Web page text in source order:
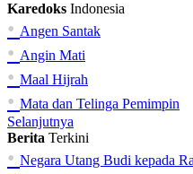
Karedoks Indonesia
• Angen Santak
• Angin Mati
• Maal Hijrah
• Mata dan Telinga Pemimpin
Selanjutnya
Berita Terkini
• Negara Utang Budi kepada